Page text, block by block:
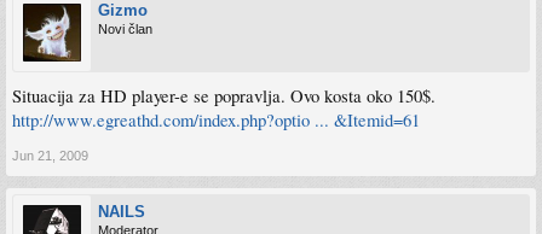
Gizmo
Novi član
Situacija za HD player-e se popravlja. Ovo kosta oko 150$.
http://www.egreathd.com/index.php?optio ... &Itemid=61
Jun 21, 2009
NAILS
Moderator